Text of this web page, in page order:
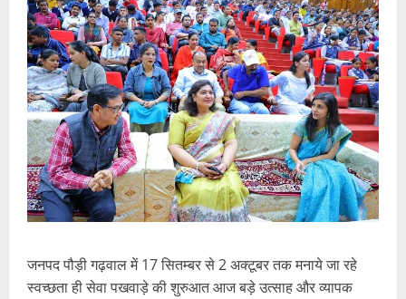
जनपद पौड़ी गढ़वाल में 17 सितम्बर से 2 अक्टूबर तक मनाये जा रहे
स्वच्छता ही सेवा पखवाड़े की शुरुआत आज बड़े उत्साह और व्यापक